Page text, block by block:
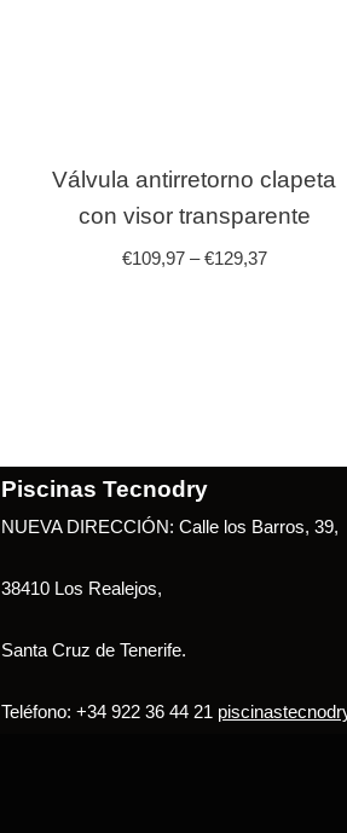
Válvula antirretorno clapeta
con visor transparente
€109,97–€129,37
Piscinas Tecnodry
NUEVA DIRECCIÓN: Calle los Barros, 39,
38410 Los Realejos,
Santa Cruz de Tenerife.
Teléfono: +34 922 36 44 21